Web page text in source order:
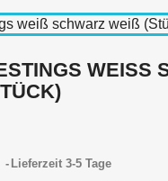
WEISS
Lieferzeit 3-5 Tage